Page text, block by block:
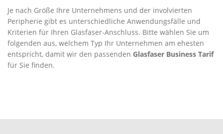
Je nach Größe Ihre Unternehmens und der involvierten
Peripherie gibt es unterschiedliche Anwendungsfälle und
Kriterien für Ihren Glasfaser-Anschluss. Bitte wählen Sie um
folgenden aus, welchem Typ Ihr Unternehmen am ehesten
entspricht, damit wir den passenden Glasfaser Business Tarif
für Sie finden.